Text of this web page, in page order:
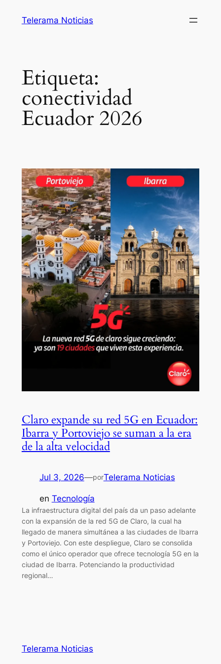
Telerama Noticias
Etiqueta:
conectividad
Ecuador 2026
Claro expande su red 5G en Ecuador:
Ibarra y Portoviejo se suman a la era
de la alta velocidad
Jul 3, 2026—porTelerama Noticias
en Tecnología
La infraestructura digital del país da un paso adelante
con la expansión de la red 5G de Claro, la cual ha
llegado de manera simultánea a las ciudades de Ibarra
y Portoviejo. Con este despliegue, Claro se consolida
como el único operador que ofrece tecnología 5G en la
ciudad de Ibarra. Potenciando la productividad
regional…
Telerama Noticias